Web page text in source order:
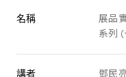
名稱
展品
系列 (
講者 鄧民